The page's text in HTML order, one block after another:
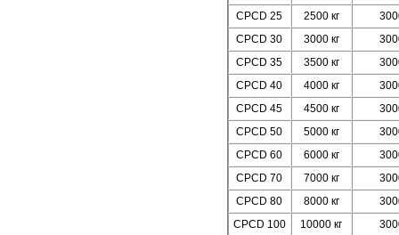
CPCD 25
2500 кг
CPCD 30
3000 кг
CPCD 35
3500 кг
CPCD 40
4000 кг
CPCD 45
4500 кг
CPCD 50
5000 кг
CPCD 60
6000 кг
CPCD 70
7000 кг
CPCD 80
8000 кг
CPCD 100
10000 кг